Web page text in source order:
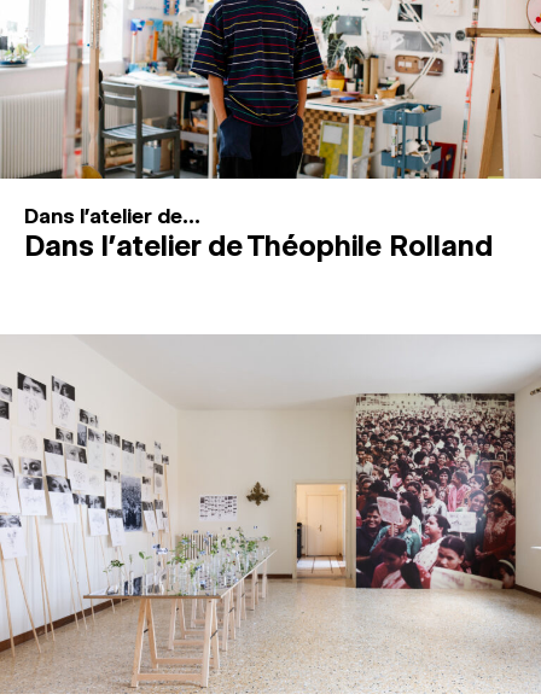
Recherche
Connexion
↓
Dans l'atelier de...
Dans l’atelier de Théophile Rolland